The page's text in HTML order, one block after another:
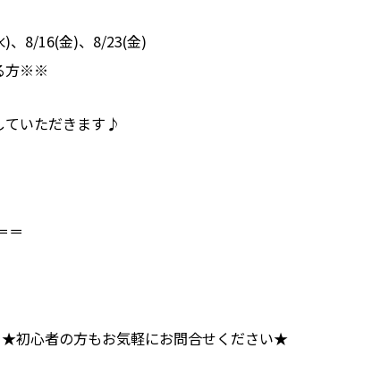
)、8/16(金)、8/23(金)
方※※
ていただきます♪
＝
★初心者の方もお気軽にお問合せください★